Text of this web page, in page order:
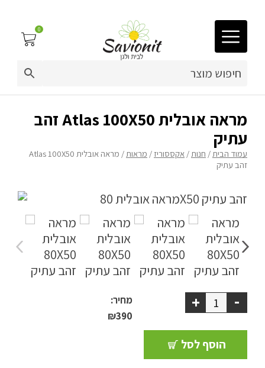
03-9212883
ריהוט גן
מערכות ישיבה וריהוט
כריות נוי
ריהוט למרפסת
ריהוט לבית
0
מראה אובלית Atlas 100X50 זהב
עתיק
עמוד הבית/ חנות/ אקססוריז/ מראות
/ מראה אובלית Atlas 100X50
זהב עתיק
-
+
מחיר:
₪390
הוסף לסל